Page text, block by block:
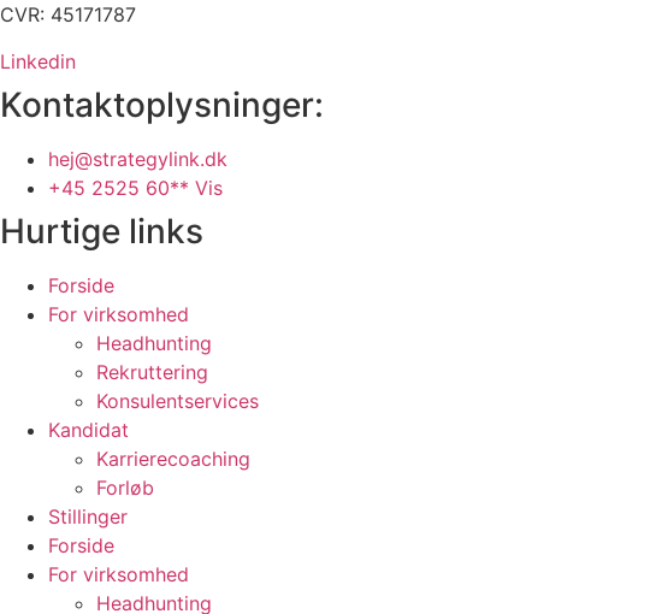
CVR: 45171787
Linkedin
Kontaktoplysninger:
hej@strategylink.dk
+45 2525 60** Vis
Hurtige links
Forside
For virksomhed
Headhunting
Rekruttering
Konsulentservices
Kandidat
Karrierecoaching
Forløb
Stillinger
Forside
For virksomhed
Headhunting